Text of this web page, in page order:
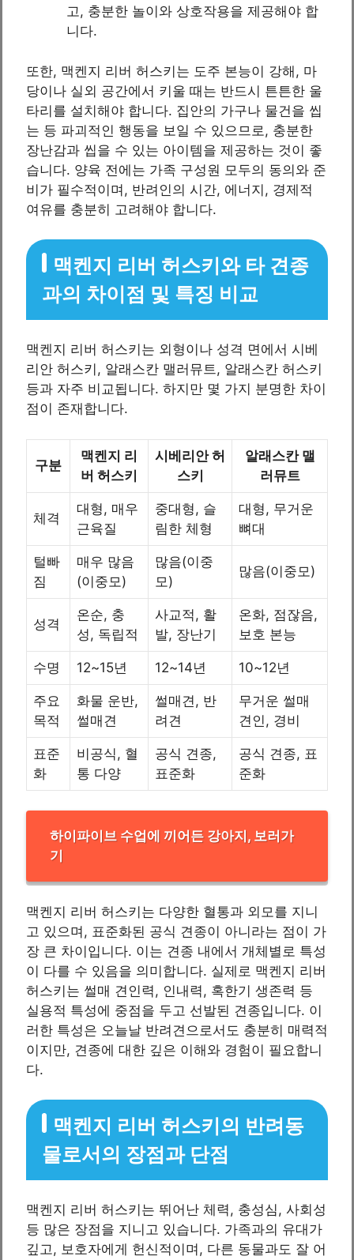
고, 충분한 놀이와 상호작용을 제공해야 합
니다.
또한, 맥켄지 리버 허스키는 도주 본능이 강해, 마
당이나 실외 공간에서 키울 때는 반드시 튼튼한 울
타리를 설치해야 합니다. 집안의 가구나 물건을 씹
는 등 파괴적인 행동을 보일 수 있으므로, 충분한
장난감과 씹을 수 있는 아이템을 제공하는 것이 좋
습니다. 양육 전에는 가족 구성원 모두의 동의와 준
비가 필수적이며, 반려인의 시간, 에너지, 경제적
여유를 충분히 고려해야 합니다.
맥켄지 리버 허스키와 타 견종
과의 차이점 및 특징 비교
맥켄지 리버 허스키는 외형이나 성격 면에서 시베
리안 허스키, 알래스칸 맬러뮤트, 알래스칸 허스키
등과 자주 비교됩니다. 하지만 몇 가지 분명한 차이
점이 존재합니다.
구분
맥켄지 리
버 허스키
시베리안 허
스키
알래스칸 맬
러뮤트
체격
대형, 매우
근육질
중대형, 슬
림한 체형
대형, 무거운
뼈대
털빠
짐
매우 많음
(이중모)
많음(이중
모)
많음(이중모)
성격
온순, 충
성, 독립적
사교적, 활
발, 장난기
온화, 점잖음,
보호 본능
수명 12~15년 12~14년 10~12년
주요
목적
화물 운반,
썰매견
썰매견, 반
려견
무거운 썰매
견인, 경비
표준
화
비공식, 혈
통 다양
공식 견종,
표준화
공식 견종, 표
준화
하이파이브 수업에 끼어든 강아지, 보러가
기
맥켄지 리버 허스키는 다양한 혈통과 외모를 지니
고 있으며, 표준화된 공식 견종이 아니라는 점이 가
장 큰 차이입니다. 이는 견종 내에서 개체별로 특성
이 다를 수 있음을 의미합니다. 실제로 맥켄지 리버
허스키는 썰매 견인력, 인내력, 혹한기 생존력 등
실용적 특성에 중점을 두고 선발된 견종입니다. 이
러한 특성은 오늘날 반려견으로서도 충분히 매력적
이지만, 견종에 대한 깊은 이해와 경험이 필요합니
다.
맥켄지 리버 허스키의 반려동
물로서의 장점과 단점
맥켄지 리버 허스키는 뛰어난 체력, 충성심, 사회성
등 많은 장점을 지니고 있습니다. 가족과의 유대가
깊고, 보호자에게 헌신적이며, 다른 동물과도 잘 어